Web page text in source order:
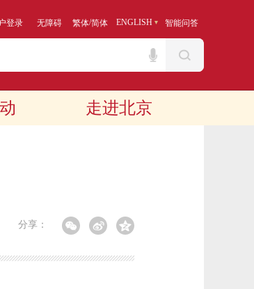
登录 无障碍 繁体/简体 ENGLISH 智能问答
走进北京
分享：